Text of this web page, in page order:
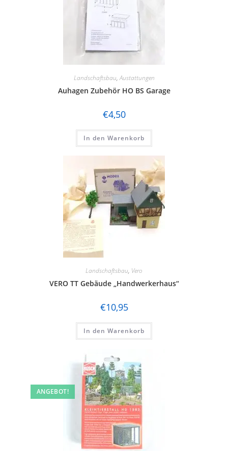
Landschaftsbau,Austattungen
Auhagen Zubehör HO BS Garage
€4,50
In den Warenkorb
Landschaftsbau, Vero
VERO TT Gebäude „Handwerkerhaus“
€10,95
In den Warenkorb
ANGEBOT!